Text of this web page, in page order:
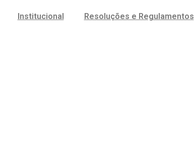
Institucional Resoluções e Regulamentos